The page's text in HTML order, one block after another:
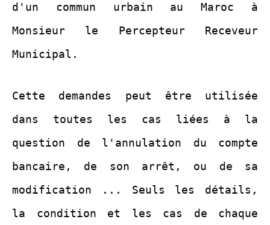
d'un commun urbain au Maroc à
Monsieur le Percepteur Receveur
Municipal.
Cette demandes peut être utilisée
dans toutes les cas liées à la
question de l'annulation du compte
bancaire, de son arrêt, ou de sa
modification ... Seuls les détails,
la condition et les cas de chaque